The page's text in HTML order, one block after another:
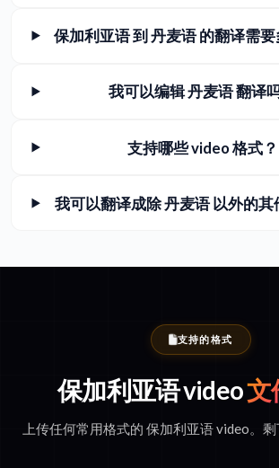
保加利亚语 到 丹麦语 的翻译需要
我可以编辑 丹麦语 翻译
支持哪些 video 格式？
我可以翻译成除 丹麦语 以外的其
支持的格式
保加利亚语 video文
上传任何常用格式的 保加利亚语 video。剩